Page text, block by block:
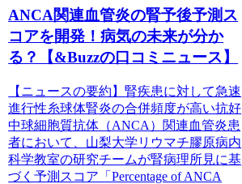
ANCA関連血管炎の腎予後予測ス
コアを開発！病気の未来が分か
る？【&Buzzの口コミニュース】
【ニュースの要約】腎疾患に対して急速
進行性糸球体腎炎の合併頻度が高い抗好
中球細胞質抗体（ANCA）関連血管炎患
者において、山梨大学リウマチ膠原病内
科学教室の研究チームが腎病理所見に基
づく予測スコア「Percentage of ANCA